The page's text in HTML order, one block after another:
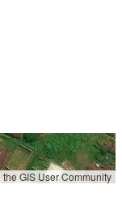
GIS User Community